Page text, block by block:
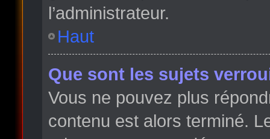
l’administrateur.
Haut
Que sont les sujets
Vous ne pouvez plus
contenu est alors terminé.